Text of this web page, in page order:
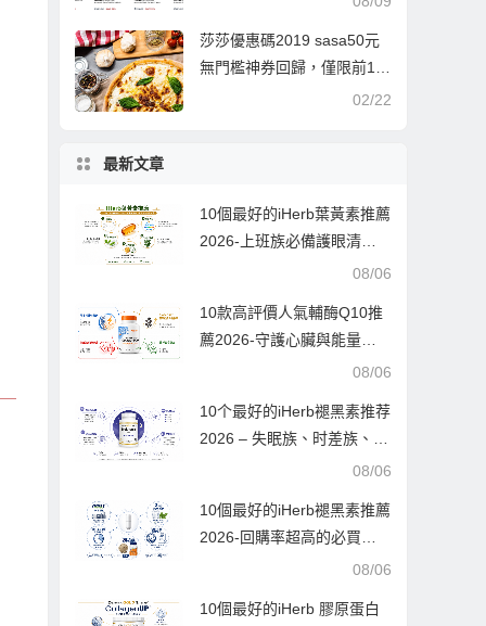
莎莎優惠碼2019 sasa50元
無門檻神券回歸，僅限前15
02/22
最新文章
10個最好的iHerb葉黃素推薦
2026-上班族必備護眼清
單，告別酸澀疲勞的實測指
08/06
10款高評價人氣輔酶Q10推
薦2026-守護心臟與能量的
最佳拍檔，每款都經過千人
08/06
10个最好的iHerb褪黑素推荐
2026 – 失眠族、时差族、浅
08/06
10個最好的iHerb褪黑素推薦
2026-回購率超高的必買清
08/06
10個最好的iHerb 膠原蛋白